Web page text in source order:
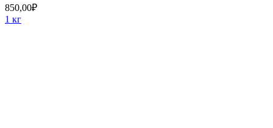
850,00₽
1 кг